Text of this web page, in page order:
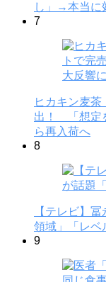
し」→本当に
7
ヒカキン麦
出！ 「想定
ら再入荷へ
8
【テレビ】
領域」「レベ
9